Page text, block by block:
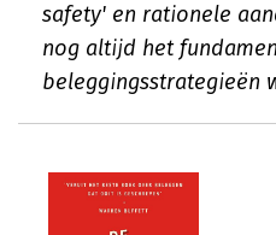
safety' en rationele
nog altijd het
beleggingsstrategieën